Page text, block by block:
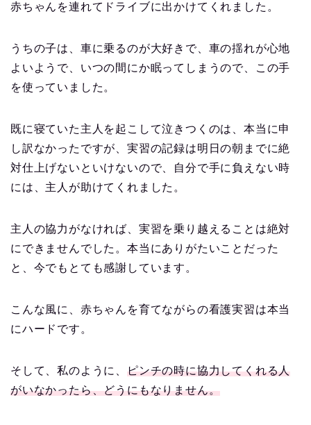
赤ちゃんを連れてドライブに出かけてくれました。
うちの子は、車に乗るのが大好きで、車の揺れが心地
よいようで、いつの間にか眠ってしまうので、この手
を使っていました。
既に寝ていた主人を起こして泣きつくのは、本当に申
し訳なかったですが、実習の記録は明日の朝までに絶
対仕上げないといけないので、自分で手に負えない時
には、主人が助けてくれました。
主人の協力がなければ、実習を乗り越えることは絶対
にできませんでした。本当にありがたいことだった
と、今でもとても感謝しています。
こんな風に、赤ちゃんを育てながらの看護実習は本当
にハードです。
そして、私のように、 ピンチの時に協力してくれる人
がいなかったら、どうにもなりません。